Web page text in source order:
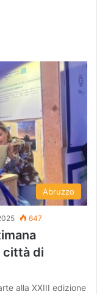
Abruzzo
647
città di
alla XXIII edizione